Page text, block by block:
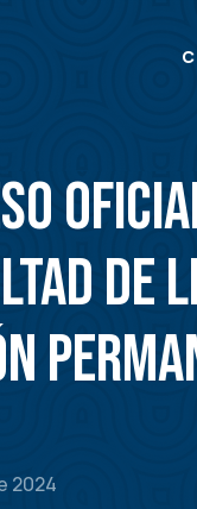
de
2024